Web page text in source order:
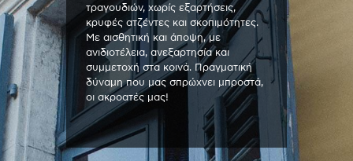
τραγουδιών, χωρίς εξαρτήσεις,
κρυφές ατζέντες και σκοπιμότητες.
Με αισθητική και άποψη, με
ανιδιοτέλεια, ανεξαρτησία και
συμμετοχή στα κοινά. Πραγματική
δύναμη που μας σπρώχνει μπροστά,
οι ακροατές μας!